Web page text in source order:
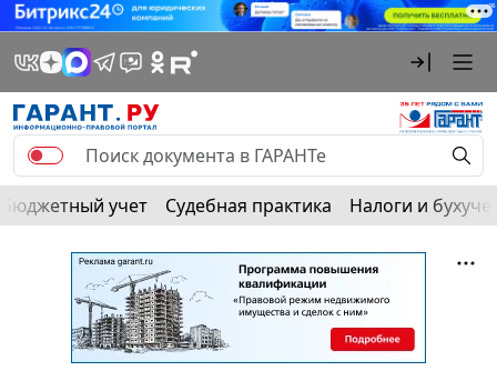
Бюджетный учет Судебная практика Налоги и